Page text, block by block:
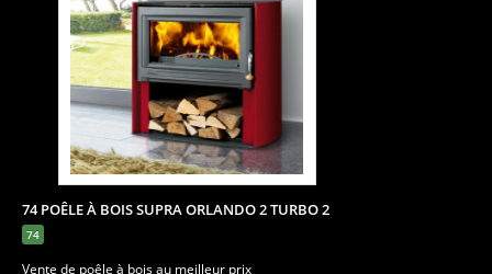
74 POÊLE À BOIS SUPRA ORLANDO 2 TURBO 2
74
Vente de poêle à bois au meilleur prix